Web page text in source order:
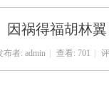
因祸得福胡林翼
布者: admin 查看: 701